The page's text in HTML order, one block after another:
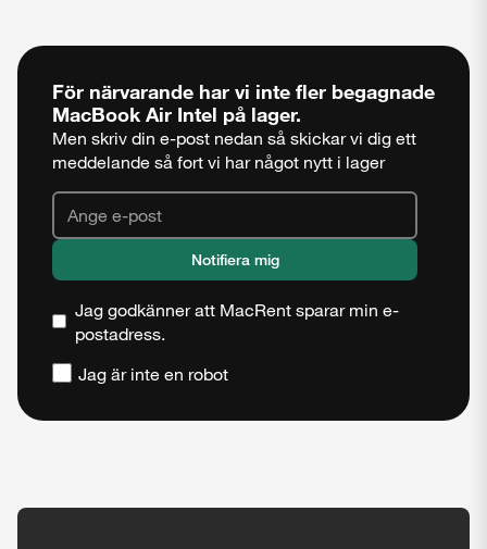
För närvarande har vi inte fler begagnade
MacBook Air Intel på lager.
Men skriv din e-post nedan så skickar vi dig ett
meddelande så fort vi har något nytt i lager
Jag godkänner att MacRent sparar min e-
postadress.
Jag är inte en robot